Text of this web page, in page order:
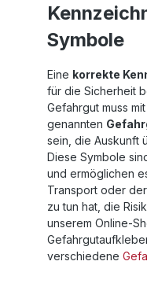
Symbole
Eine korrekte
für die Sicherheit
Gefahrgut muss
genannten
sein, die Auskunft
Diese Symbole
und ermöglichen
Transport oder
zu tun hat, die
unserem Online-
verschiedene